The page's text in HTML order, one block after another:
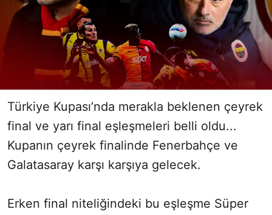
Türkiye Kupası’nda merakla beklenen çeyrek
final ve yarı final eşleşmeleri belli oldu...
Kupanın çeyrek finalinde Fenerbahçe ve
Galatasaray karşı karşıya gelecek.
Erken final niteliğindeki bu eşleşme Süper